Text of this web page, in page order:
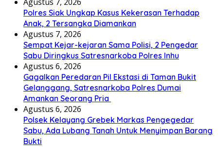
Polres Siak Ungkap Kasus Kekerasan Terhadap
Anak, 2 Tersangka Diamankan
Agustus 7, 2026
Sempat Kejar-kejaran Sama Polisi, 2 Pengedar
Sabu Diringkus Satresnarkoba Polres Inhu
Agustus 6, 2026
Gagalkan Peredaran Pil Ekstasi di Taman Bukit
Gelanggang, Satresnarkoba Polres Dumai
Amankan Seorang Pria
Agustus 6, 2026
Polsek Kelayang Grebek Markas Pengegedar
Sabu, Ada Lubang Tanah Untuk Menyimpan Barang
Bukti